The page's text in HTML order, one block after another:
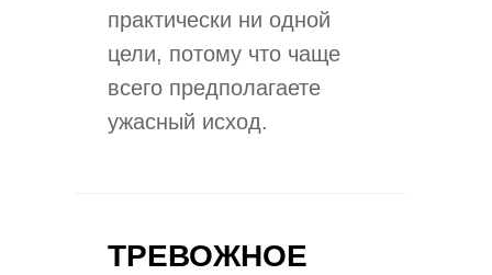
практически ни одной
цели, потому что чаще
всего предполагаете
ужасный исход.
ТРЕВОЖНОЕ